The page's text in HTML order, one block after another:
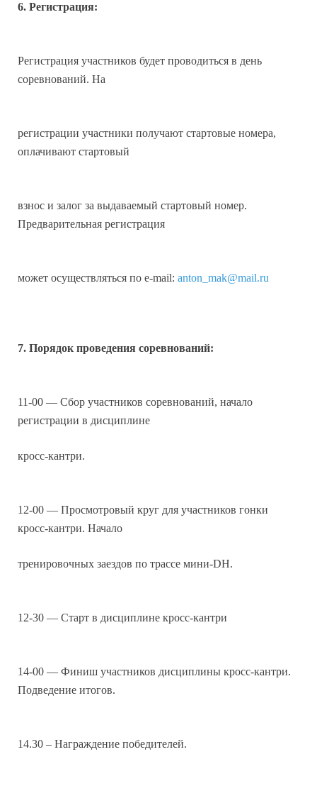
6. Регистрация:
Регистрация участников будет проводиться в день
соревнований. На
регистрации участники получают стартовые номера,
оплачивают стартовый
взнос и залог за выдаваемый стартовый номер.
Предварительная регистрация
может осуществляться по e-mail: anton_mak@mail.ru
7. Порядок проведения соревнований:
11-00 — Сбор участников соревнований, начало
регистрации в дисциплине
кросс-кантри.
12-00 — Просмотровый круг для участников гонки
кросс-кантри. Начало
тренировочных заездов по трассе мини-DH.
12-30 — Старт в дисциплине кросс-кантри
14-00 — Финиш участников дисциплины кросс-кантри.
Подведение итогов.
14.30 – Награждение победителей.